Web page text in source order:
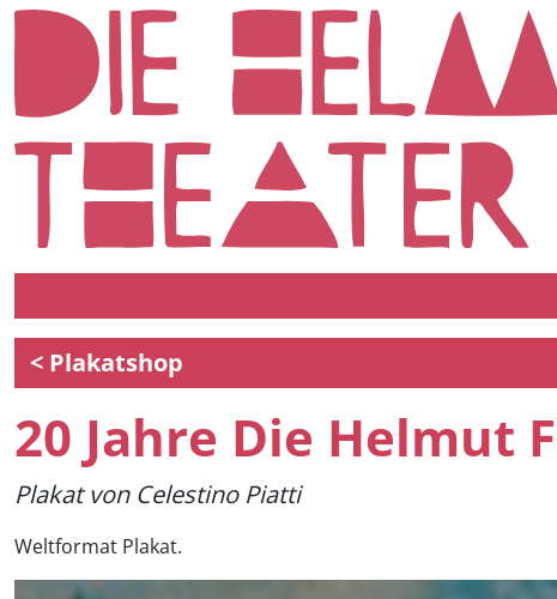
< Plakatshop
20 Jahre Die Helmut
Plakat von Celestino Piatti
Weltformat Plakat.